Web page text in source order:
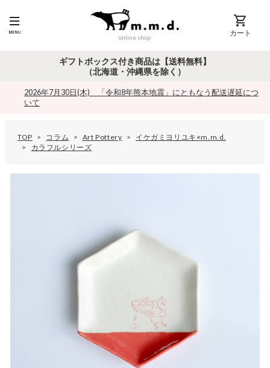
online shop カート
ギフトボックス付き商品は【送料無料】
（北海道・沖縄県を除く）
2026年7月30日(木) 「令和8年熊本地震」にともなう配送遅延につ
いて
TOP コラム Art Pottery
イケガミヨリユキ×m.m.d.
カラフルシリーズ